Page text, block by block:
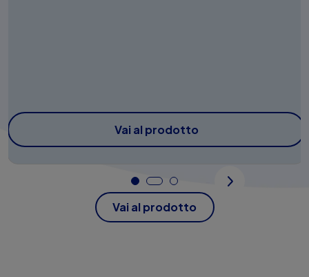
Vai al prodotto
Vai al prodotto